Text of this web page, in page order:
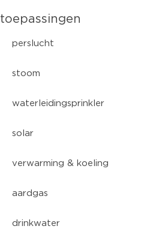
toepassingen
perslucht
stoom
waterleidingsprinkler
solar
verwarming & koeling
aardgas
drinkwater